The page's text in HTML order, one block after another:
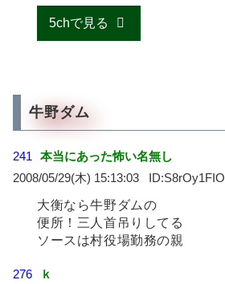
5chで見る
牛野ダム
241
本当にあった怖い名無し
2008/05/29(木) 15:13:03
S8rOy1FIO
大衡なら牛野ダムの
便所！三人首吊りしてる
ソースは村役場勤務の親
276
ｋ